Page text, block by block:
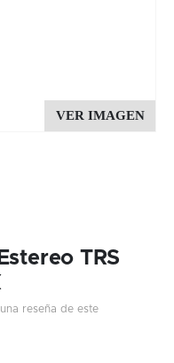
TRS
reseña de este